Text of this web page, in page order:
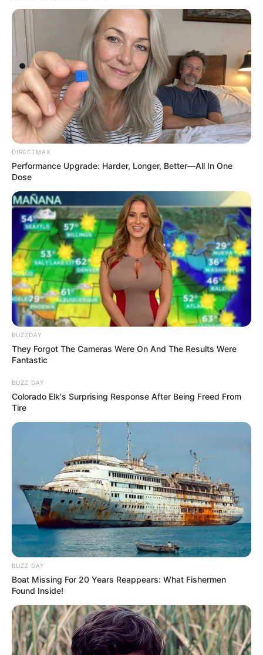
Categories
All
Cream Cheese Muffins
All
Rezepte
Thunfischsalat mit Ei & Joghurt – leicht, cremig
und voller Protein!
DIRECTMAX
Performance Upgrade: Harder, Longer, Better—All In One
Dose
BUZZDAY
They Forgot The Cameras Were On And The Results Were
Fantastic
BUZZ DAY
Colorado Elk's Surprising Response After Being Freed From
Tire
BUZZ DAY
Boat Missing For 20 Years Reappears: What Fishermen
Found Inside!